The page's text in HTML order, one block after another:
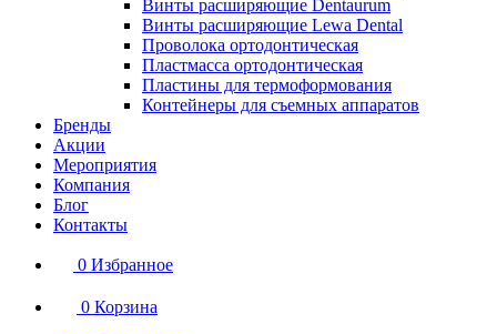
Винты расширяющие Dentaurum
Винты расширяющие Lewa Dental
Проволока ортодонтическая
Пластмасса ортодонтическая
Пластины для термоформования
Контейнеры для съемных аппаратов
Бренды
Акции
Мероприятия
Компания
Блог
Контакты
0 Избранное
0 Корзина